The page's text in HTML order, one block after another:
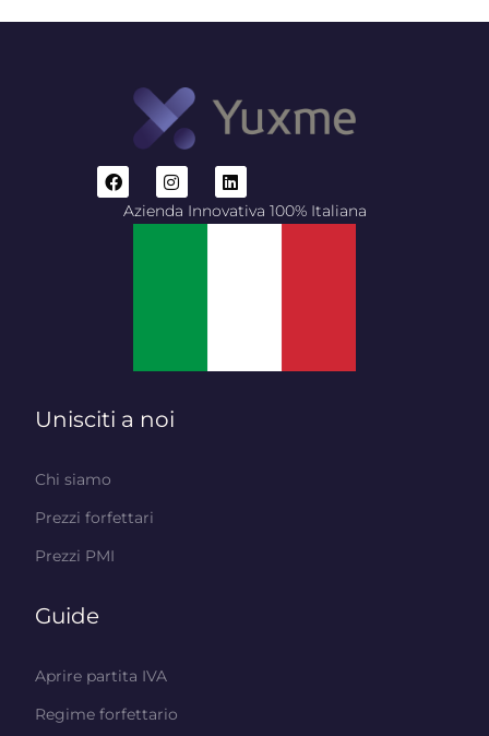
Azienda Innovativa 100% Italiana
Unisciti a noi
Chi siamo
Prezzi forfettari
Prezzi PMI
Guide
Aprire partita IVA
Regime forfettario